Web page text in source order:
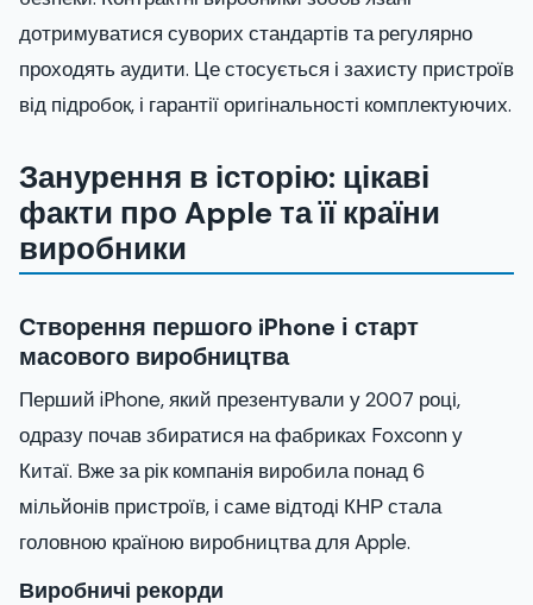
дотримуватися суворих стандартів та регулярно
проходять аудити. Це стосується і захисту пристроїв
від підробок, і гарантії оригінальності комплектуючих.
Занурення в історію: цікаві
факти про Apple та її країни
виробники
Створення першого iPhone і старт
масового виробництва
Перший iPhone, який презентували у 2007 році,
одразу почав збиратися на фабриках Foxconn у
Китаї. Вже за рік компанія виробила понад 6
мільйонів пристроїв, і саме відтоді КНР стала
головною країною виробництва для Apple.
Виробничі рекорди